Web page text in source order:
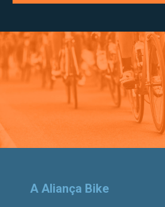
A Aliança Bike